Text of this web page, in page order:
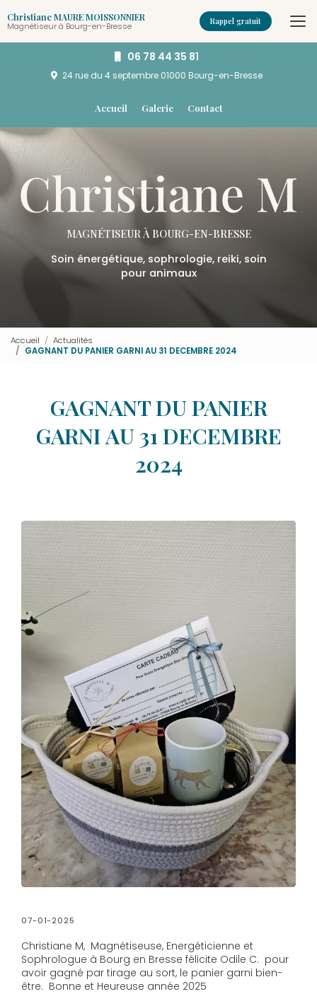
au
contenu
principal
06 78 44 35 81
24 rue du 4 septembre 01000 Bourg-en-Bresse
Accueil Galerie Contact
Christiane MAURE MOISSONNIER
Magnétiseur à Bourg-en-Bresse
Rappel gratuit
MAGNÉTISEUR À BOURG-EN-BRESSE
Soin énergétique, sophrologie, reiki, soin
pour animaux
Accueil
Actualités
GAGNANT DU PANIER GARNI AU 31 DECEMBRE 2024
GAGNANT DU PANIER
GARNI AU 31 DECEMBRE
2024
07-01-2025
Christiane M, Magnétiseuse, Energéticienne et
Sophrologue à Bourg en Bresse félicite Odile C. pour
avoir gagné par tirage au sort, le panier garni bien-
être. Bonne et Heureuse année 2025